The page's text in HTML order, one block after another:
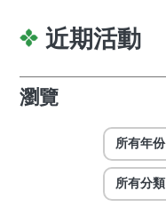
近期活動
瀏覽
所有年份
所有分類